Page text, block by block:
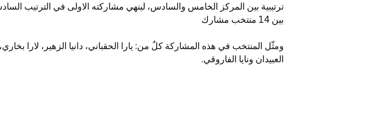
ترتيبية بين المركز الخامس والسادس، لينهي مشاركته الاولى في الترتيب
بين 14 منتخب مشارك
ومثّل المنتخب في هذه المشاركة كلٌ من: يارا الحقباني، دانيا الزهير، لارا
العبيدان ونايا الفاروقي.